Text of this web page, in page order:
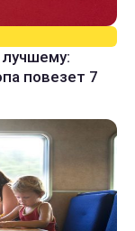
повезет 7